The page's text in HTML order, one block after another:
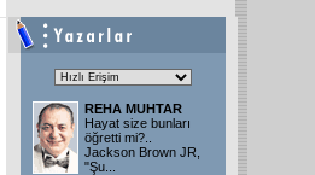
REHA MUHTAR
Hayat size bunları
öğretti mi?..
Jackson Brown JR,
"Şu